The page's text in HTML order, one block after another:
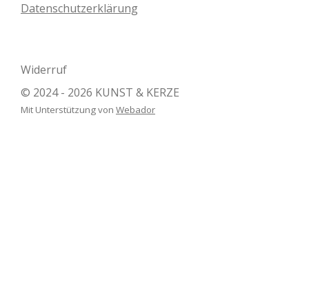
Datenschutzerklärung
Widerruf
© 2024 - 2026 KUNST & KERZE
Mit Unterstützung von Webador